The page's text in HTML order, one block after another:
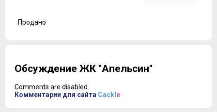
Продано
Обсуждение ЖК "Апельсин"
Comments are disabled
Комментарии для сайта Cackl e